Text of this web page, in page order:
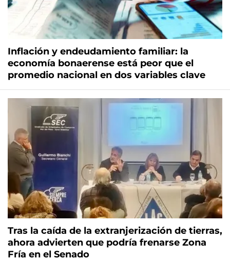
Inflación y endeudamiento familiar: la
economía bonaerense está peor que el
promedio nacional en dos variables clave
Tras la caída de la extranjerización de tierras,
ahora advierten que podría frenarse Zona
Fría en el Senado